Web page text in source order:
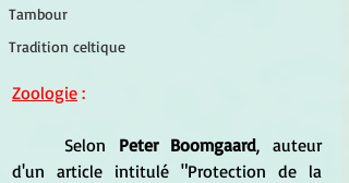
Tambour
Tradition celtique
Zoologie :
	Selon
Peter Boomgaard, auteur
d'un article intitulé "Protection de la